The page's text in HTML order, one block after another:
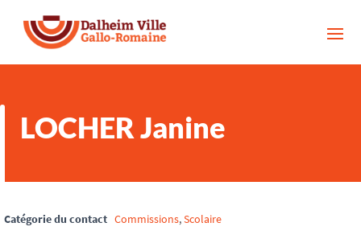
LOCHER Janine
Catégorie du contact Commissions,Scolaire